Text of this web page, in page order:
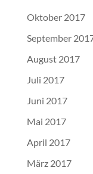
Oktober 2017
September
August 2017
Juli 2017
Juni 2017
Mai 2017
April 2017
März 2017